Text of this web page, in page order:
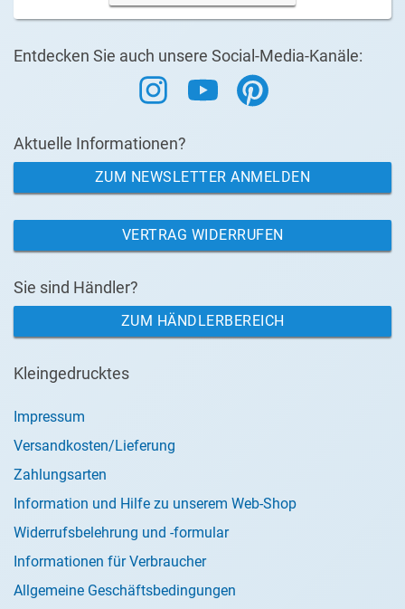
Entdecken Sie auch unsere Social-Media-Kanäle:
Aktuelle Informationen?
ZUM NEWSLETTER ANMELDEN
VERTRAG WIDERRUFEN
Sie sind Händler?
ZUM HÄNDLERBEREICH
Kleingedrucktes
Impressum
Versandkosten/Lieferung
Zahlungsarten
Information und Hilfe zu unserem Web-Shop
Widerrufsbelehrung und -formular
Informationen für Verbraucher
Allgemeine Geschäftsbedingungen